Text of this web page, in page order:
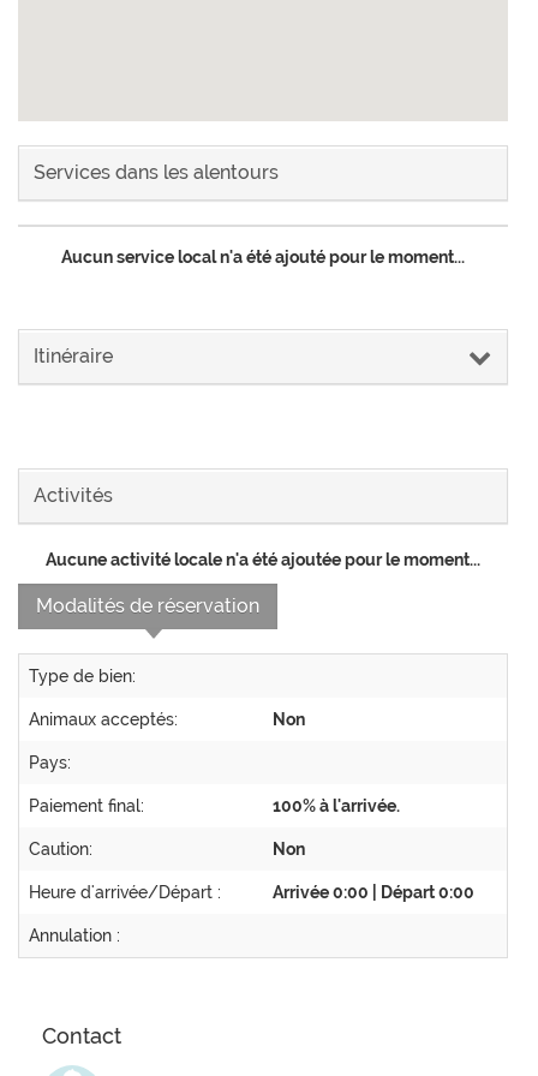
Services dans les alentours
Aucun service local n'a été ajouté pour le moment...
Itinéraire
Activités
Aucune activité locale n'a été ajoutée pour le moment...
Modalités de réservation
Type de bien:
Animaux acceptés: Non
Pays:
Paiement final: 100% à l'arrivée.
Caution: Non
Heure d'arrivée/Départ : Arrivée 0:00 | Départ 0:00
Annulation :
Contact